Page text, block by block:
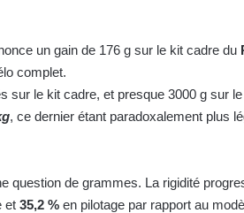
un gain de 176 g sur le kit cadre du
complet.
sur le kit cadre, et presque 3000 g sur
, ce dernier étant paradoxalement plus
question de grammes. La rigidité
et 35,2 % en pilotage par rapport au